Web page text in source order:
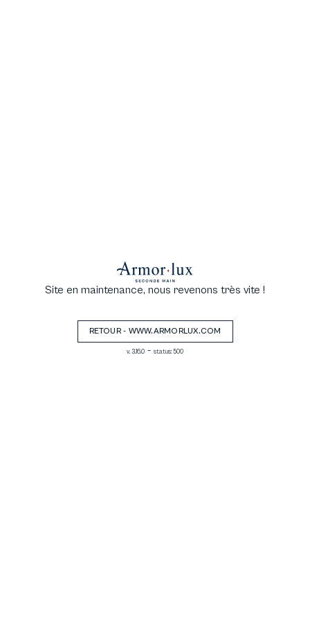
Site en maintenance, nous revenons très vite !
RETOUR - WWW.ARMORLUX.COM
v. 3.16.0 - status: 500